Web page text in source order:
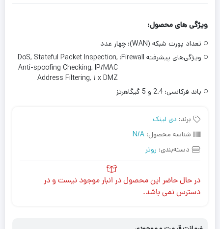
ویژگی های محصول:
تعداد پورت شبکه (WAN):
چهار عدد
ویژگی‌های پیشرفته Firewall:
DoS, Stateful Packet Inspection,
Anti-spoofing Checking, IP/MAC
Address Filtering, ۱ x DMZ
باند فرکانسی: 2.4 و 5 گیگاهرتز
برند: دی لینک
شناسه محصول: N/A
دسته‌بندی: روتر
در حال حاضر این محصول در انبار موجود نیست و در
دسترس نمی باشد.